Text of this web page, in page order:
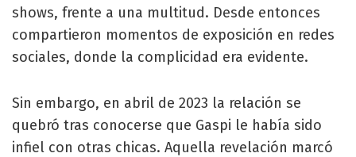
shows, frente a una multitud. Desde entonces
compartieron momentos de exposición en redes
sociales, donde la complicidad era evidente.
Sin embargo, en abril de 2023 la relación se
quebró tras conocerse que Gaspi le había sido
infiel con otras chicas. Aquella revelación marcó